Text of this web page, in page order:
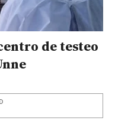
de testeo